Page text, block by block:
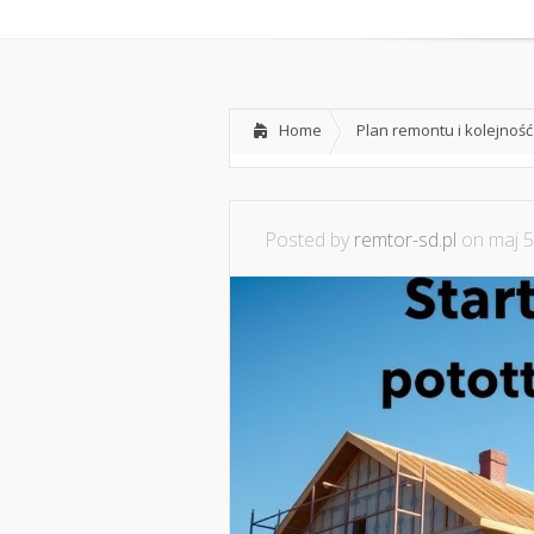
Home Plan remontu i
Posted by remtor-sd.pl on maj